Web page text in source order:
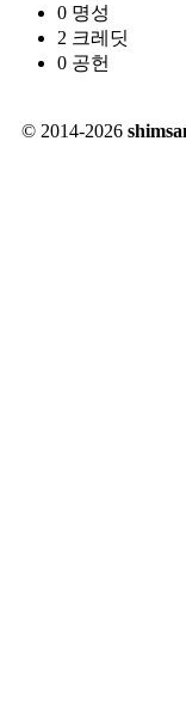
0 명성
2 크레딧
0 공헌
© 2014-2026